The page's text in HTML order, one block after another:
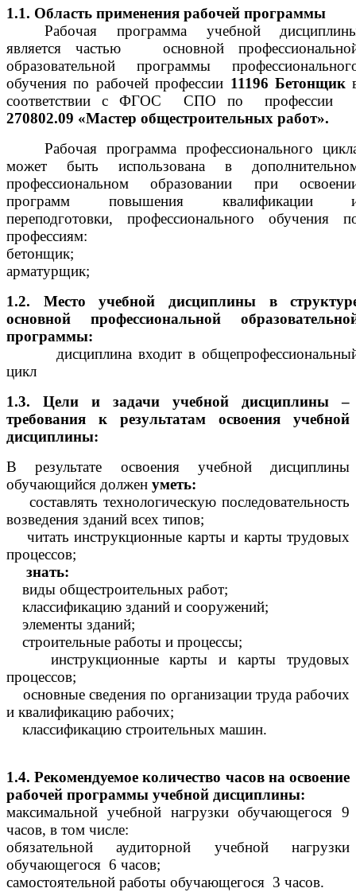
1.1. Область применения рабочей программы
Рабочая программа учебной
является частью основной
образовательной программы
обучения по рабочей профессии 11196 Бетонщик
соответствии с ФГОС СПО по профессии
270802.09 «Мастер общестроительных работ».
Рабочая программа профессионального
может быть использована
в
профессиональном образовании при
программ повышения квалификации
переподготовки, профессионального обучения
профессиям:
бетонщик;
арматурщик;
1.2. Место учебной дисциплины в
основной профессиональной
программы:
дисциплина входит в
цикл
1.3. Цели и задачи учебной дисциплины –
требования к результатам освоения учебной
дисциплины:
В результате освоения учебной дисциплины
обучающийся должен уметь:
составлять технологическую последовательность
возведения зданий всех типов;
читать инструкционные карты и карты трудовых
процессов;
знать:
виды общестроительных работ;
классификацию зданий и сооружений;
элементы зданий;
строительные работы и процессы;
инструкционные карты и карты трудовых
процессов;
основные сведения по организации труда рабочих
и квалификацию рабочих;
классификацию строительных машин.
1.4. Рекомендуемое количество часов на освоение
рабочей программы учебной дисциплины:
максимальной учебной нагрузки обучающегося 9
часов, в том числе:
обязательной аудиторной учебной нагрузки
обучающегося 6 часов;
самостоятельной работы обучающегося 3 часов.